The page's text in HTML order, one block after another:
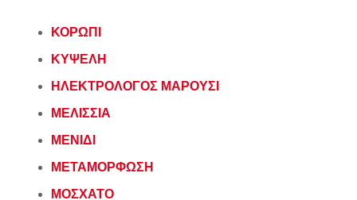
ΚΟΡΩΠΙ
ΚΥΨΕΛΗ
ΗΛΕΚΤΡΟΛΟΓΟΣ ΜΑΡΟΥΣΙ
ΜΕΛΙΣΣΙΑ
ΜΕΝΙΔΙ
ΜΕΤΑΜΟΡΦΩΣΗ
ΜΟΣΧΑΤΟ